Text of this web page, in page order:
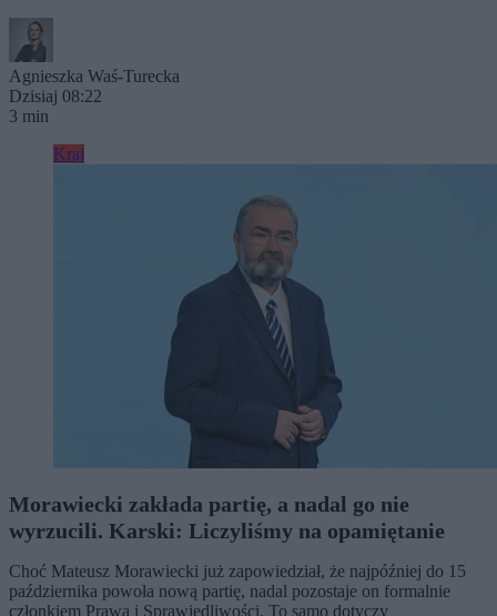
Agnieszka Waś-Turecka
Dzisiaj 08:22
3 min
Kraj
Morawiecki zakłada partię, a nadal go nie
wyrzucili. Karski: Liczyliśmy na opamiętanie
Choć Mateusz Morawiecki już zapowiedział, że najpóźniej do 15
października powoła nową partię, nadal pozostaje on formalnie
członkiem Prawa i Sprawiedliwości. To samo dotyczy